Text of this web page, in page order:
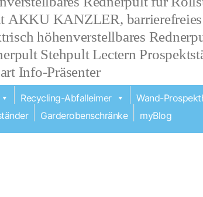
AKKU KANZLER,
höhenverstellbares
Stehpult Lectern
Info-Präsenter
Recycling-Abfalleimer Wand-
Garderobenschränke myBlog